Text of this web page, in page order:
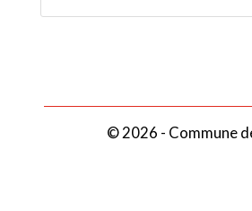
© 2026 - Commune